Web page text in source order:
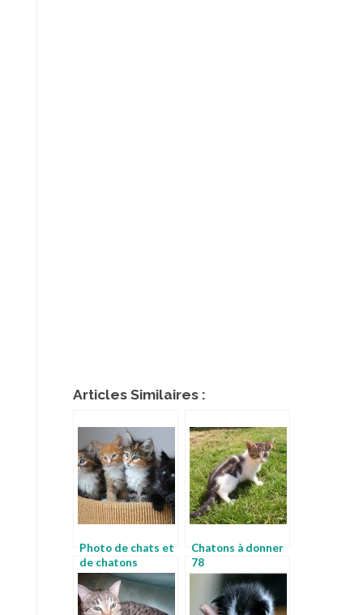
Articles Similaires :
Photo de chats et
de chatons
Chatons à donner
78